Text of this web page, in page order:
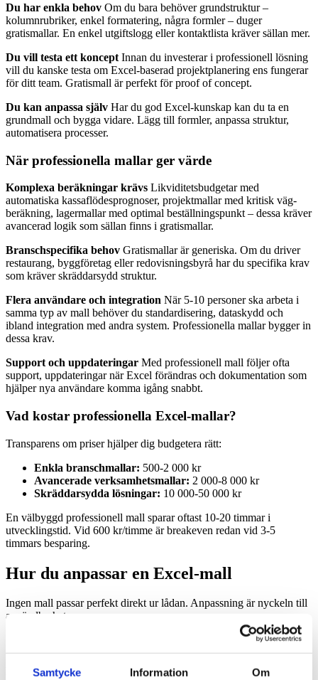
Samtycke Information Om
Du har enkla behov Om du bara behöver grundstruktur –
kolumnrubriker, enkel formatering, några formler – duger
gratismallar. En enkel utgiftslogg eller kontaktlista kräver sällan mer.
Du vill testa ett koncept Innan du investerar i professionell lösning
vill du kanske testa om Excel-baserad projektplanering ens fungerar
för ditt team. Gratismall är perfekt för proof of concept.
Du kan anpassa själv Har du god Excel-kunskap kan du ta en
grundmall och bygga vidare. Lägg till formler, anpassa struktur,
automatisera processer.
När professionella mallar ger värde
Komplexa beräkningar krävs Likviditetsbudgetar med
automatiska kassaflödesprognoser, projektmallar med kritisk väg-
beräkning, lagermallar med optimal beställningspunkt – dessa kräver
avancerad logik som sällan finns i gratismallar.
Branschspecifika behov Gratismallar är generiska. Om du driver
restaurang, byggföretag eller redovisningsbyrå har du specifika krav
som kräver skräddarsydd struktur.
Flera användare och integration När 5-10 personer ska arbeta i
samma typ av mall behöver du standardisering, dataskydd och
ibland integration med andra system. Professionella mallar bygger in
dessa krav.
Support och uppdateringar Med professionell mall följer ofta
support, uppdateringar när Excel förändras och dokumentation som
hjälper nya användare komma igång snabbt.
Vad kostar professionella Excel-mallar?
Transparens om priser hjälper dig budgetera rätt:
Enkla branschmallar: 500-2 000 kr
Avancerade verksamhetsmallar: 2 000-8 000 kr
Skräddarsydda lösningar: 10 000-50 000 kr
En välbyggd professionell mall sparar oftast 10-20 timmar i
utvecklingstid. Vid 600 kr/timme är breakeven redan vid 3-5
timmars besparing.
Hur du anpassar en Excel-mall
Ingen mall passar perfekt direkt ur lådan. Anpassning är nyckeln till
användbarhet.
Byt ut rubriktexter
Ändra kolumnrubriker så de matchar din